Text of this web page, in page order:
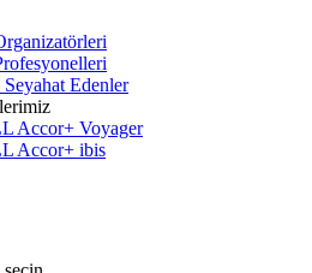
Seyahat Edenler
Accor+ Voyager
Accor+ ibis